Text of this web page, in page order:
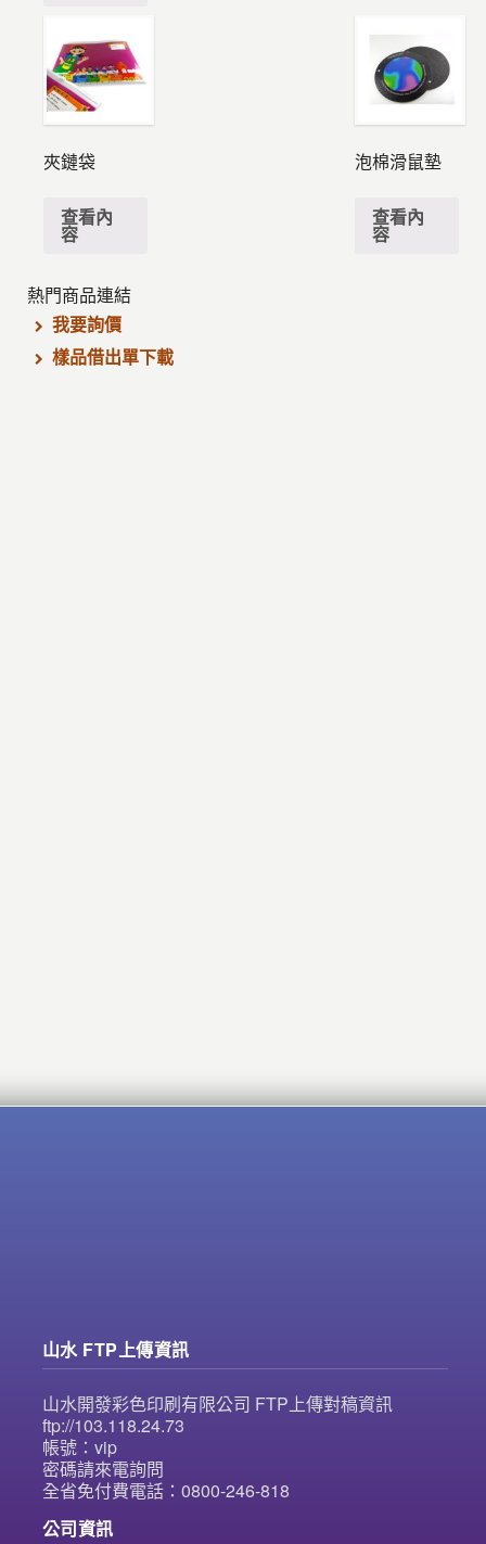
夾鏈袋
查看內
容
泡棉滑鼠墊
查看內
容
熱門商品連結
我要詢價
樣品借出單下載
山水 FTP上傳資訊
山水開發彩色印刷有限公司 FTP上傳對稿資訊
ftp://103.118.24.73
帳號：vip
密碼請來電詢問
全省免付費電話：0800-246-818
公司資訊